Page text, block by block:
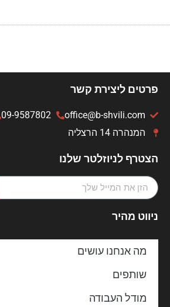
פרטים ליצירת קשר
office@b-shvili.com
09-9587802
המנהרה 14 הרצליה
הצטרף לניוזלטר שלנו
ניווט מהיר
מה אנחנו עושים
שותפים
מודל העבודה